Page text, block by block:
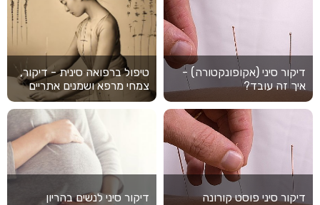
דיקור סיני (אקופונקטורה) -
איך זה עובד?
טיפול ברפואה סינית - דיקור,
צמחי מרפא ושמנים אתריים
דיקור סיני פוסט קורונה דיקור סיני לנשים בהריון